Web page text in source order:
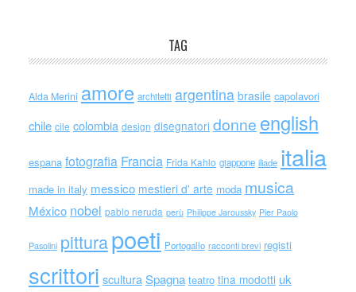
TAG
Alda Merini amore architetti argentina brasile capolavori
chile cile colombia design disegnatori donne english
espana fotografia Francia Frida Kahlo giappone iliade italia
made in italy messico mestieri d' arte moda musica
México nobel pablo neruda perù Philippe Jaroussky Pier Paolo
Pasolini pitturapoeti Portogallo racconti brevi registi
scrittori sculturaSpagna teatro tina modotti uk